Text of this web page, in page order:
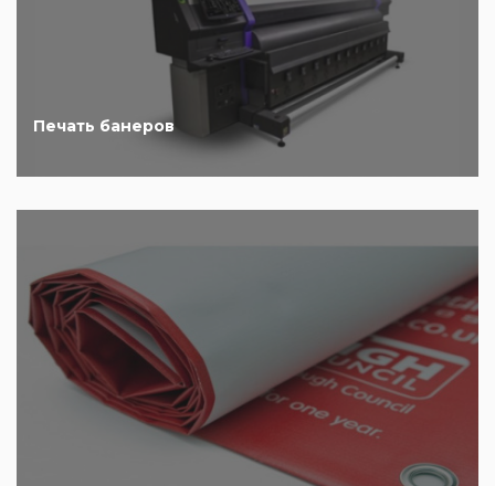
Печать банеров